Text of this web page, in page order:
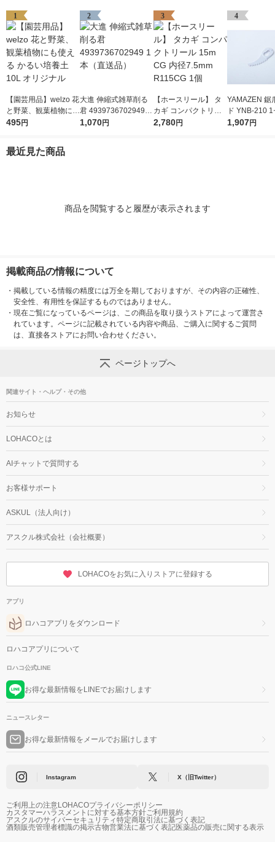
1
【園芸用品】welzo 花
と野菜、観葉植物にも
使える かるい培養土
495円
2
大進 伸縮式雑草削る
君 4939736702949 1
本（直送品）
1,070円
3
【ホースリール】 タ
カギ コンパクトリー
ル 15m CG 内径7.5m
2,780円
4
YAMAZEN 鋸
ド YNB-210
0枚入（直送
1,907円
最近見た商品
商品を閲覧すると履歴が表示されます
掲載商品の情報について
・ 掲載している情報の精度には万全を期しておりますが、その内容の正確性、
安全性、有用性を保証するものではありません。
・ 現在ご覧になっているページは、この商品を取り扱うストアによって運営さ
れています。ページに記載されている内容や商品、ご購入に関するご質問
は、直接各ストアにお問い合わせください。
ページトップへ
関連サイト・ヘルプ・その他
お知らせ
LOHACOとは
AIチャットで質問する
お客様サポート
ASKUL（法人向け）
アスクル株式会社（会社概要）
LOHACOをお気に入りストアに登録する
アプリ
ロハコアプリをダウンロード
ロハコアプリについて
ロハコ公式LINE
お得な最新情報をLINEでお届けします
ニュースレター
お得な最新情報をメールでお届けします
Instagram X（旧Twitter）
ご利用上の注意LOHACOプライバシーポリシー
カスタマーハラスメントに対する基本方針ご利用規約
アスクルのサイバーセキュリティ特定商取引法に基づく表記
酒類販売管理者標識の掲示古物営業法に基づく表記医薬品の販売に関する表示